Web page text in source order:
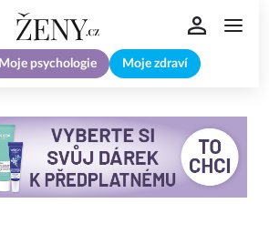
Moje psychologie Moje zdraví